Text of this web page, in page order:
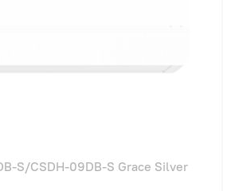
S/CSDH-09DB-S Grace Silver